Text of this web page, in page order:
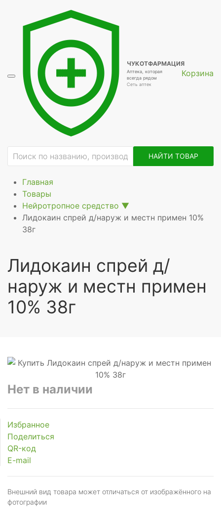
ЧУКОТФАРМАЦИЯ
Аптека, которая
всегда рядом
Сеть аптек
Корзина
НАЙТИ ТОВАР
Главная
Товары
Нейротропное средство ▼
Лидокаин спрей д/наруж и местн примен 10%
38г
Лидокаин спрей д/
наруж и местн примен
10% 38г
Нет в наличии
Избранное
Поделиться
QR-код
E-mail
Внешний вид товара может отличаться от изображённого на
фотографии